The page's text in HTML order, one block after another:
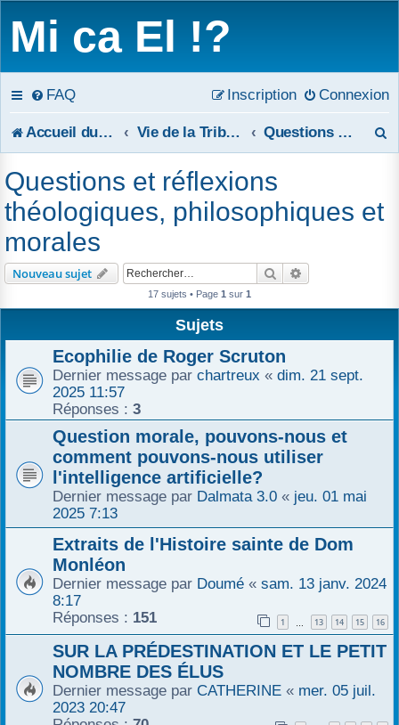
Mi ca El !?
FAQ Connexion
Inscription
Accueil du forum Vie de la Tribune Questions et réflexions théologiques, philosophiques et morales
r
Questions et réflexions
théologiques, philosophiques et
morales
Nouveau sujet Rechercher
17 sujets • Page 1 sur 1
Sujets
Ecophilie de Roger Scruton
Dernier message par chartreux « dim. 21 sept.
2025 11:57
Réponses : 3
Question morale, pouvons-nous et
comment pouvons-nous utiliser
l'intelligence artificielle?
Dernier message par Dalmata 3.0 « jeu. 01 mai
2025 7:13
Extraits de l'Histoire sainte de Dom
Monléon
Dernier message par Doumé « sam. 13 janv. 2024
8:17
Réponses : 151 1 … 13 14 15 16
SUR LA PRÉDESTINATION ET LE PETIT
NOMBRE DES ÉLUS
Dernier message par CATHERINE « mer. 05 juil.
2023 20:47